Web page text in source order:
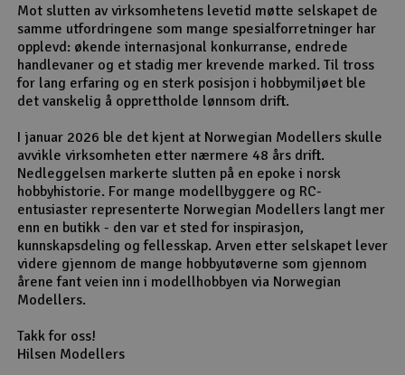
Mot slutten av virksomhetens levetid møtte selskapet de
samme utfordringene som mange spesialforretninger har
opplevd: økende internasjonal konkurranse, endrede
handlevaner og et stadig mer krevende marked. Til tross
for lang erfaring og en sterk posisjon i hobbymiljøet ble
det vanskelig å opprettholde lønnsom drift.
I januar 2026 ble det kjent at Norwegian Modellers skulle
avvikle virksomheten etter nærmere 48 års drift.
Nedleggelsen markerte slutten på en epoke i norsk
hobbyhistorie. For mange modellbyggere og RC-
entusiaster representerte Norwegian Modellers langt mer
enn en butikk - den var et sted for inspirasjon,
kunnskapsdeling og fellesskap. Arven etter selskapet lever
videre gjennom de mange hobbyutøverne som gjennom
årene fant veien inn i modellhobbyen via Norwegian
Modellers.
Takk for oss!
Hilsen Modellers